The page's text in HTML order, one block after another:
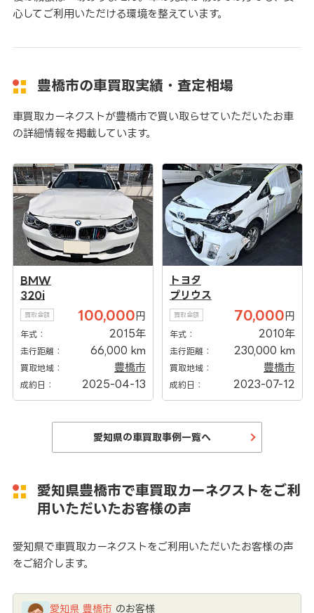
心してご利用いただける環境を整えています。
豊橋市の車買取実績・査定相場
車買取カーネクストが豊橋市で買い取らせていただいたお車
の詳細情報を掲載しています。
BMW
320i
買取金額 100,000 円
年式： 2015年
走行距離： 66,000 km
買取地域： 豊橋市
成約日： 2025-04-13
トヨタ
プリウス
買取金額 70,000 円
年式： 2010年
走行距離： 230,000 km
買取地域： 豊橋市
成約日： 2023-07-12
愛知県の車買取事例一覧へ
愛知県豊橋市で車買取カーネクストをご利
用いただいたお客様の声
愛知県で車買取カーネクストをご利用いただいたお客様の声
をご紹介します。
愛知県 豊橋市 のお客様